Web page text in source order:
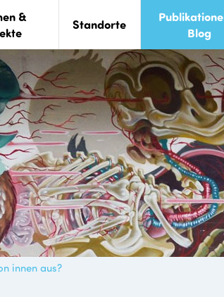
&
Standorte
Blog
innen aus?